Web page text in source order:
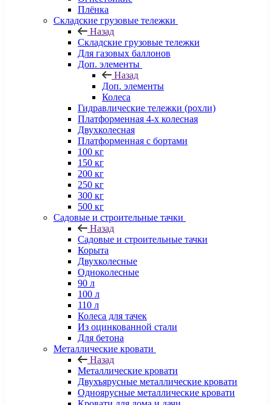
Плёнка
Складские грузовые тележки
Назад
Складские грузовые тележки
Для газовых баллонов
Доп. элементы
Назад
Доп. элементы
Колеса
Гидравлические тележки (рохли)
Платформенная 4-х колесная
Двухколесная
Платформенная с бортами
100 кг
150 кг
200 кг
250 кг
300 кг
500 кг
Садовые и строительные тачки
Назад
Садовые и строительные тачки
Корыта
Двухколесные
Одноколесные
90 л
100 л
110 л
Колеса для тачек
Из оцинкованной стали
Для бетона
Металлические кровати
Назад
Металлические кровати
Двухъярусные металлические кровати
Одноярусные металлические кровати